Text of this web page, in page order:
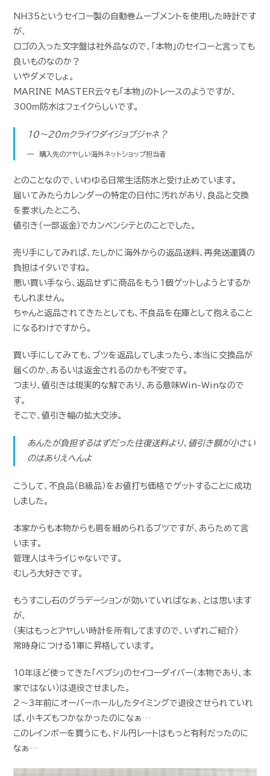
NH35というセイコー製の自動巻ムーブメントを使用した時計です
が、
ロゴの入った文字盤は社外品なので、「本物」のセイコーと言っても
良いものなのか？
いやダメでしょ。
MARINE MASTER云々も「本物」のトレースのようですが、
300ｍ防水はフェイクらしいです。
10〜20ｍクライワダイジョブジャネ？
購入先のアヤしい海外ネットショップ担当者
とのことなので、いわゆる日常生活防水と受け止めています。
届いてみたらカレンダーの特定の日付に汚れがあり、良品と交換
を要求したところ、
値引き（一部返金）でカンベンシテとのことでした。
売り手にしてみれば、たしかに海外からの返品送料、再発送運賃の
負担はイタいですね。
悪い買い手なら、返品せずに商品をもう1個ゲットしようとするか
もしれません。
ちゃんと返品されてきたとしても、不良品を在庫として抱えること
になるわけですから。
買い手にしてみても、ブツを返品してしまったら、本当に交換品が
届くのか、あるいは返金されるのかも不安です。
つまり、値引きは現実的な解であり、ある意味Win-Winなので
す。
そこで、値引き幅の拡大交渉。
あんたが負担するはずだった往復送料より、値引き額が小さい
のはありえへんよ
こうして、不良品（B級品）をお値打ち価格でゲットすることに成功
しました。
本家からも本物からも眉を細められるブツですが、あらためて言
います。
管理人はキライじゃないです。
むしろ大好きです。
もうすこし石のグラデーションが効いていればなぁ、とは思います
が、
（実はもっとアヤしい時計を所有してますので、いずれご紹介）
常時身につける1軍に昇格しています。
10年ほど使ってきた「ペプシ」のセイコーダイバー（本物であり、本
家ではない）は退役させました。
2〜3年前にオーバーホールしたタイミングで退役させられていれ
ば、小キズもつかなかったのになぁ…
このレインボーを買うにも、ドル円レートはもっと有利だったのに
なぁ…